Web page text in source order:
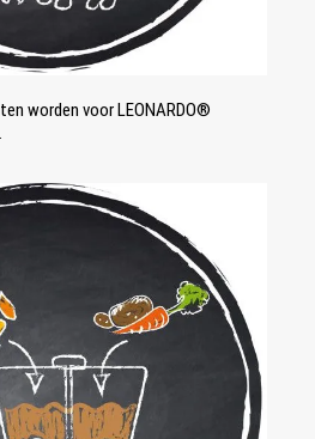
worden voor LEONARDO®